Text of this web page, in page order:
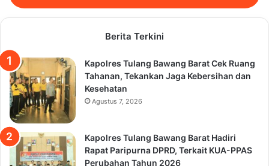
Berita Terkini
Kapolres Tulang Bawang Barat Cek Ruang
Tahanan, Tekankan Jaga Kebersihan dan
Kesehatan
Agustus 7, 2026
Kapolres Tulang Bawang Barat Hadiri
Rapat Paripurna DPRD, Terkait KUA-PPAS
Perubahan Tahun 2026